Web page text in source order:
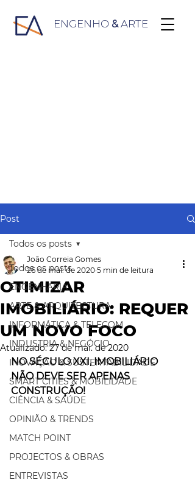
ENGENHO &ARTE
Post
Todos os posts
ENGENHARIA
ARTE & ARQUITECTURA
INFORMÁTICA & TELECOM
INDUSTRIA & NEGÓCIO
INOVAÇÃO & SUSTENTABILIDADE
SMART CITIES & MOBILIDADE
CIÊNCIA & SAÚDE
OPINIÃO & TRENDS
MATCH POINT
PROJECTOS & OBRAS
ENTREVISTAS
Todos os posts
OTIMIZAR
IMOBILIÁRIO: REQUER
UM NOVO FOCO
João Correia Gomes
26 de mai. de 2020 5 min de leitura
Atualizado:27 de mai. de 2020
NO SÉCULO XXI, IMOBILIÁRIO
NÃO DEVE SER APENAS
CONSTRUÇÃO!